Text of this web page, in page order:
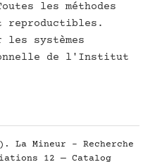
les méthodes
reproductibles.
les systèmes
de l'Institut
La Mineur - Recherche
12 — Catalog